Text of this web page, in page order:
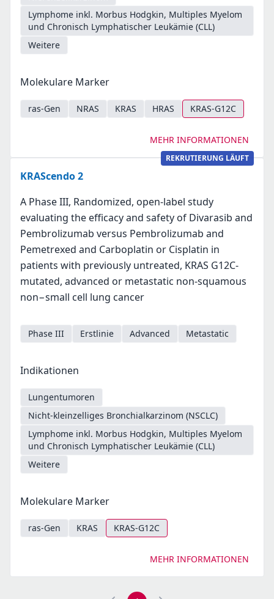
Lymphome inkl. Morbus Hodgkin, Multiples Myelom
und Chronisch Lymphatischer Leukämie (CLL)
Weitere
Molekulare Marker
ras-Gen NRAS KRAS HRAS KRAS-G12C
MEHR INFORMATIONEN
REKRUTIERUNG LÄUFT
KRAScendo 2
A Phase III, Randomized, open-label study
evaluating the efficacy and safety of Divarasib and
Pembrolizumab versus Pembrolizumab and
Pemetrexed and Carboplatin or Cisplatin in
patients with previously untreated, KRAS G12C-
mutated, advanced or metastatic non-squamous
non−small cell lung cancer
Phase III Erstlinie Advanced Metastatic
Indikationen
Lungentumoren
Nicht-kleinzelliges Bronchialkarzinom (NSCLC)
Lymphome inkl. Morbus Hodgkin, Multiples Myelom
und Chronisch Lymphatischer Leukämie (CLL)
Weitere
Molekulare Marker
ras-Gen KRAS KRAS-G12C
MEHR INFORMATIONEN